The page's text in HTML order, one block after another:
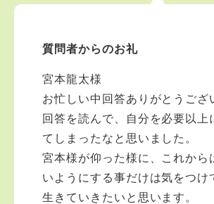
質問者からのお礼
宮本龍太様
お忙しい中回答ありがとうござ
回答を読んで、自分を必要以上
てしまったなと思いました。
宮本様が仰った様に、これから
いようにする事だけは気をつけ
生きていきたいと思います。